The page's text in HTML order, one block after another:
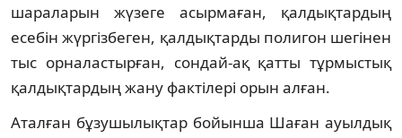
шараларын жүзеге асырмаған, қалдықтардың
есебін жүргізбеген, қалдықтарды полигон шегінен
тыс орналастырған, сондай-ақ қатты тұрмыстық
қалдықтардың жану фактілері орын алған.
Аталған бұзушылықтар бойынша Шаған ауылдық